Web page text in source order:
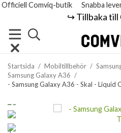
Officiell Comviq-butik Snabba
↪️ Tillbaka till
Startsida / Mobiltillbehör /
Samsung Galaxy A36 /
- Samsung Galaxy A36 - Skal - Liquid